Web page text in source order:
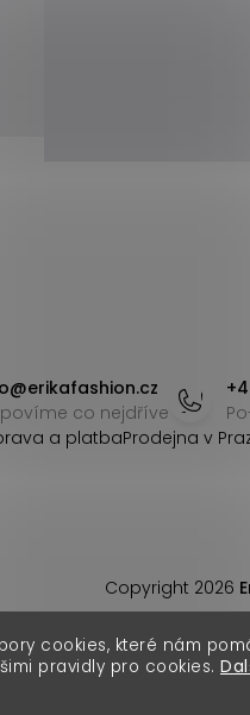
cookies, které nám
pravidly pro cookies.
@erikafashion.cz
co nejdříve
a platbaProdejna v
Copyright 2026